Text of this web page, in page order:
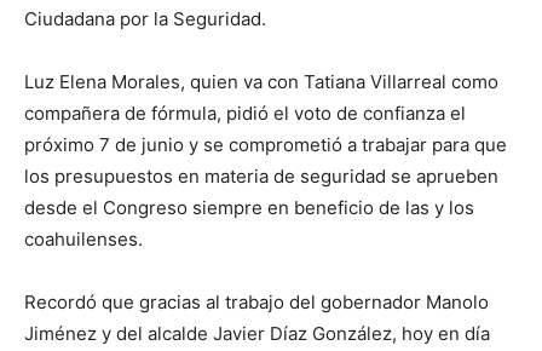
Ciudadana por la Seguridad.
Luz Elena Morales, quien va con Tatiana Villarreal como
compañera de fórmula, pidió el voto de confianza el
próximo 7 de junio y se comprometió a trabajar para que
los presupuestos en materia de seguridad se aprueben
desde el Congreso siempre en beneficio de las y los
coahuilenses.
Recordó que gracias al trabajo del gobernador Manolo
Jiménez y del alcalde Javier Díaz González, hoy en día